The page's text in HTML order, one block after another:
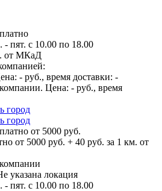
пят. с 10.00 по 18.00
от МКаД
- руб., время доставки: -
Цена: - руб., время
город
город
от 5000 руб.
от 5000 руб. + 40 руб. за 1 км. от
указана локация
пят. с 10.00 по 18.00